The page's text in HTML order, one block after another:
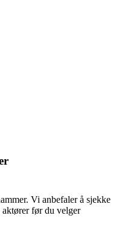
Vi anbefaler å sjekke
før du velger